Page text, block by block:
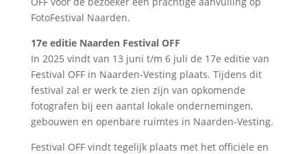
FotoFestival Naarden.
17e editie Naarden Festival OFF
In 2025 vindt van 13 juni t/m 6 juli de 17e editie van
Festival OFF in Naarden-Vesting plaats. Tijdens dit
festival zal er werk te zien zijn van opkomende
fotografen bij een aantal lokale ondernemingen,
gebouwen en openbare ruimtes in Naarden-Vesting.
Festival OFF vindt tegelijk plaats met het officiële en